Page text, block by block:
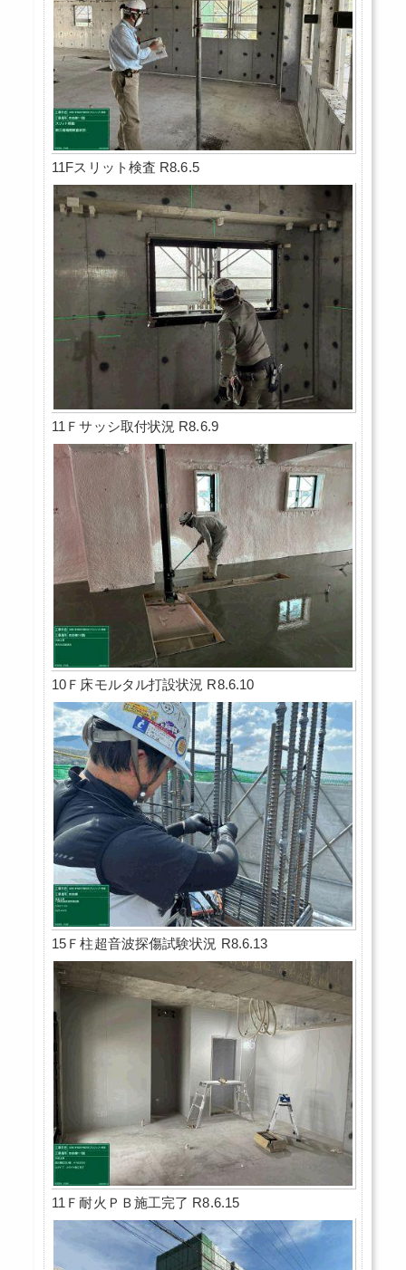
11Fスリット検査 R8.6.5
11Ｆサッシ取付状況 R8.6.9
10Ｆ床モルタル打設状況 R8.6.10
15Ｆ柱超音波探傷試験状況 R8.6.13
11Ｆ耐火ＰＢ施工完了 R8.6.15